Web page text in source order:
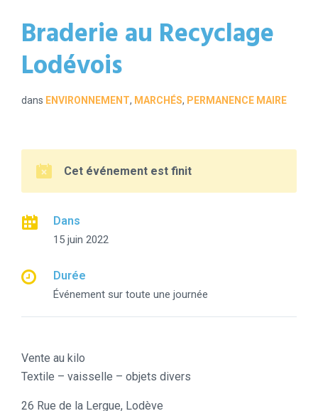
Braderie au Recyclage
Lodévois
dans ENVIRONNEMENT, MARCHÉS, PERMANENCE MAIRE
Cet événement est finit
Dans
15 juin 2022
Durée
Événement sur toute une journée
Vente au kilo
Textile – vaisselle – objets divers
26 Rue de la Lergue, Lodève